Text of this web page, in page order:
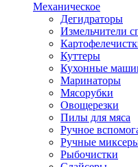
Механическое
Дегидраторы
Измельчители
Куттеры
Кухонные
Маринаторы
Мясорубки
Овощерезки
Пилы для мяса
Ручное
Ручные
Рыбочистки